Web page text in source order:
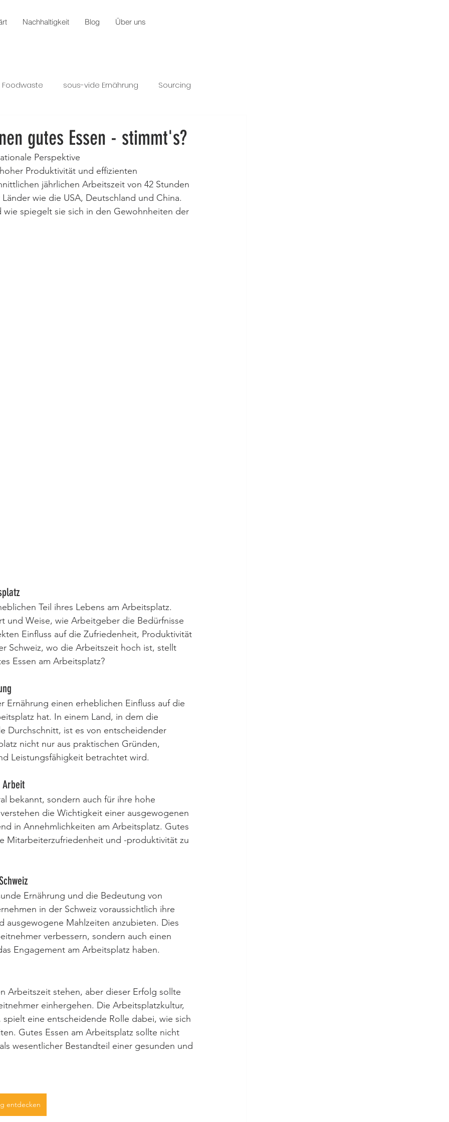
Nachhaltigkeit Blog Über uns
Foodwaste sous-vide Ernährung Sourcing
gutes Essen - stimmt's?
Perspektive
Produktivität und effizienten
jährlichen Arbeitszeit von 42 Stunden
wie die USA, Deutschland und China.
spiegelt sie sich in den Gewohnheiten der
Teil ihres Lebens am Arbeitsplatz.
und Weise, wie Arbeitgeber die Bedürfnisse
Einfluss auf die Zufriedenheit, Produktivität
Schweiz, wo die Arbeitszeit hoch ist, stellt
Essen am Arbeitsplatz?
einen erheblichen Einfluss auf die
hat. In einem Land, in dem die
Durchschnitt, ist es von entscheidender
nicht nur aus praktischen Gründen,
Leistungsfähigkeit betrachtet wird.
bekannt, sondern auch für ihre hohe
die Wichtigkeit einer ausgewogenen
in Annehmlichkeiten am Arbeitsplatz. Gutes
Mitarbeiterzufriedenheit und -produktivität zu
Ernährung und die Bedeutung von
in der Schweiz voraussichtlich ihre
Mahlzeiten anzubieten. Dies
verbessern, sondern auch einen
Engagement am Arbeitsplatz haben.
Arbeitszeit stehen, aber dieser Erfolg sollte
einhergehen. Die Arbeitsplatzkultur,
eine entscheidende Rolle dabei, wie sich
Gutes Essen am Arbeitsplatz sollte nicht
wesentlicher Bestandteil einer gesunden und
entdecken